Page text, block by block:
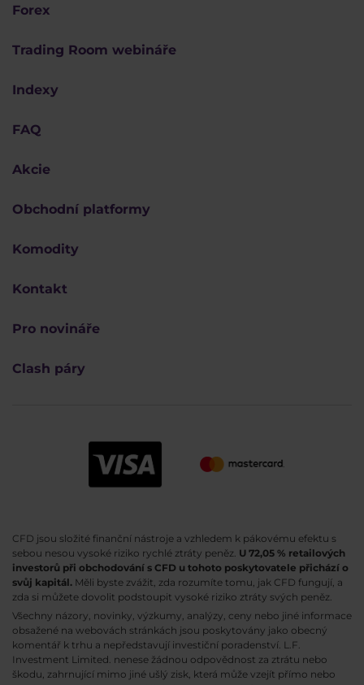
Forex
Trading Room webináře
Indexy
FAQ
Akcie
Obchodní platformy
Komodity
Kontakt
Pro novináře
Clash páry
CFD jsou složité finanční nástroje a vzhledem k pákovému efektu s
sebou nesou vysoké riziko rychlé ztráty peněz. U 72,05 % retailových
investorů při obchodování s CFD u tohoto poskytovatele přichází o
svůj kapitál. Měli byste zvážit, zda rozumíte tomu, jak CFD fungují, a
zda si můžete dovolit podstoupit vysoké riziko ztráty svých peněz.
Všechny názory, novinky, výzkumy, analýzy, ceny nebo jiné informace
obsažené na webovách stránkách jsou poskytovány jako obecný
komentář k trhu a nepředstavují investiční poradenství. L.F.
Investment Limited. nenese žádnou odpovědnost za ztrátu nebo
škodu, zahrnující mimo jiné ušlý zisk, která může vzejít přímo nebo